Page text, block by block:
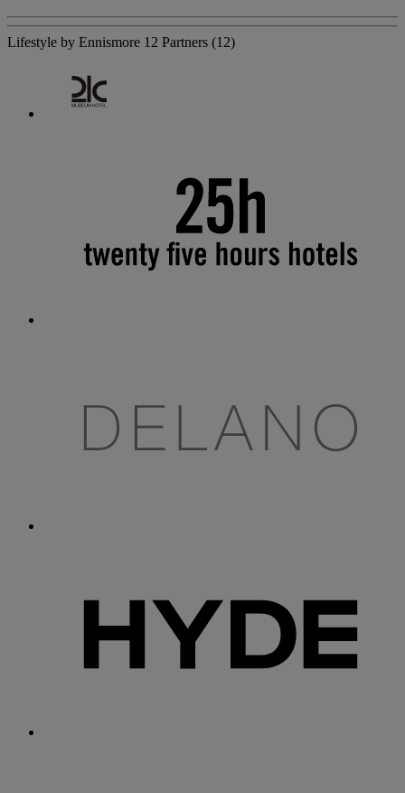
Lifestyle by Ennismore 12 Partners (12)